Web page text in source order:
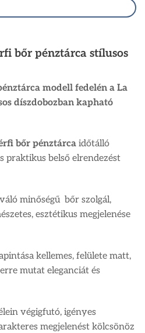
bőr pénztárca stílusos
modell fedelén a La
díszdobozban kapható
bőr pénztárca időtálló
praktikus belső elrendezést
minőségű bőr szolgál,
esztétikus megjelenése
kellemes, felülete matt,
mutat eleganciát és
végigfutó, igényes
megjelenést kölcsönöz